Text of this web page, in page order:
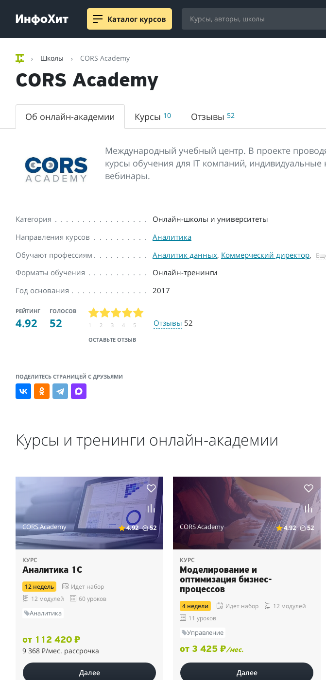
Каталог курсов
Школы CORS Academy
CORS Academy
Об онлайн-академии Курсы 10 Отзывы 52
Международный учебный центр. В проекте
курсы обучения для IT компаний, индивидуальные
вебинары.
Категория
Онлайн-школы и университеты
Направления курсов
Аналитика
Обучают профессиям
Аналитик данных, Коммерческий директор,
Форматы обучения
Онлайн-тренинги
Год основания
2017
РЕЙТИНГ
4.92
ГОЛОСОВ
52
ОСТАВЬТЕ ОТЗЫВ
1 2 3 4 5 Отзывы 52
ПОДЕЛИТЕСЬ СТРАНИЦЕЙ С ДРУЗЬЯМИ
Курсы и тренинги онлайн-академии
CORS Academy 4.92 52
КУРС
Аналитика 1С
12 недель
Идет набор
12 модулей
60 уроков
Аналитика
от 112 420 ₽
9 368 ₽/мес. рассрочка
Далее
CORS Academy 4.92 52
КУРС
Моделирование и
оптимизация бизнес-
процессов
4 недели Идет набор
12 модулей
11 уроков
Управление
от 3 425 ₽/мес.
Далее